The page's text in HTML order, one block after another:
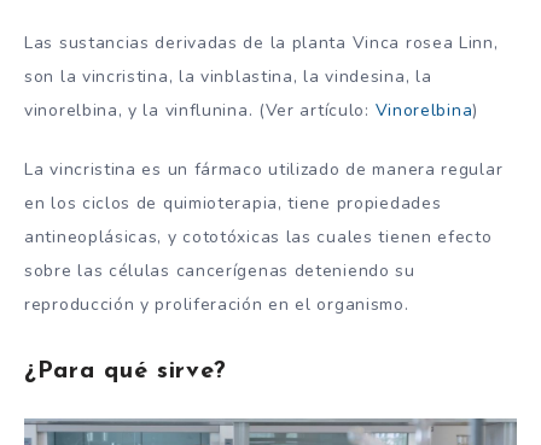
Las sustancias derivadas de la planta Vinca rosea Linn,
son la vincristina, la vinblastina, la vindesina, la
vinorelbina, y la vinflunina. (Ver artículo: Vinorelbina)
La vincristina es un fármaco utilizado de manera regular
en los ciclos de quimioterapia, tiene propiedades
antineoplásicas, y cototóxicas las cuales tienen efecto
sobre las células cancerígenas deteniendo su
reproducción y proliferación en el organismo.
¿Para qué sirve?